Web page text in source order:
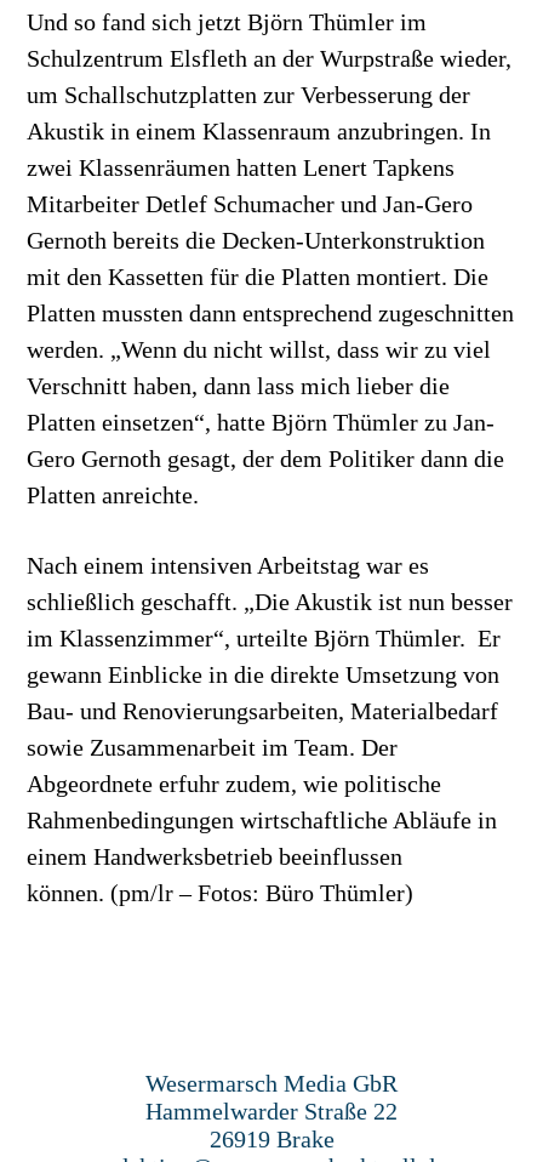
Und so fand sich jetzt Björn Thümler im
Schulzentrum Elsfleth an der Wurpstraße wieder,
um Schallschutzplatten zur Verbesserung der
Akustik in einem Klassenraum anzubringen. In
zwei Klassenräumen hatten Lenert Tapkens
Mitarbeiter Detlef Schumacher und Jan-Gero
Gernoth bereits die Decken-Unterkonstruktion
mit den Kassetten für die Platten montiert. Die
Platten mussten dann entsprechend zugeschnitten
werden. „Wenn du nicht willst, dass wir zu viel
Verschnitt haben, dann lass mich lieber die
Platten einsetzen“, hatte Björn Thümler zu Jan-
Gero Gernoth gesagt, der dem Politiker dann die
Platten anreichte.
Nach einem intensiven Arbeitstag war es
schließlich geschafft. „Die Akustik ist nun besser
im Klassenzimmer“, urteilte Björn Thümler. Er
gewann Einblicke in die direkte Umsetzung von
Bau- und Renovierungsarbeiten, Materialbedarf
sowie Zusammenarbeit im Team. Der
Abgeordnete erfuhr zudem, wie politische
Rahmenbedingungen wirtschaftliche Abläufe in
einem Handwerksbetrieb beeinflussen
können. (pm/lr – Fotos: Büro Thümler)
Wesermarsch Media GbR
Hammelwarder Straße 22
26919 Brake